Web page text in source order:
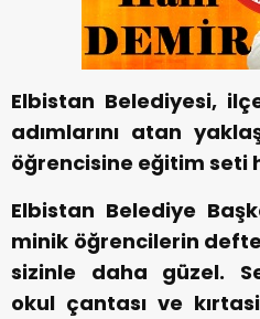
Elbistan Belediyesi,
adımlarını atan
öğrencisine eğitim seti
Elbistan Belediye
minik öğrencilerin
sizinle daha güzel.
okul çantası ve